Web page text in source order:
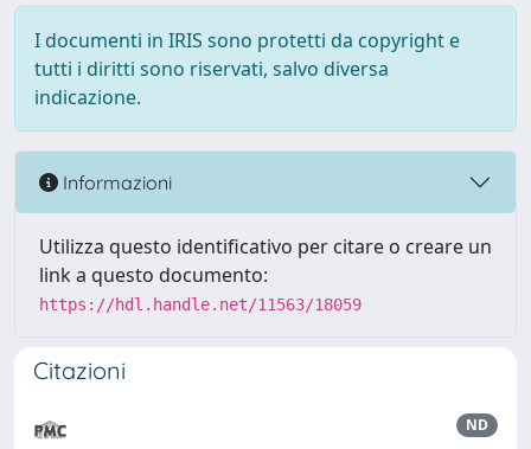
I documenti in IRIS sono protetti da copyright e
tutti i diritti sono riservati, salvo diversa
indicazione.
Informazioni
Utilizza questo identificativo per citare o creare un
link a questo documento:
https://hdl.handle.net/11563/18059
Citazioni
ND